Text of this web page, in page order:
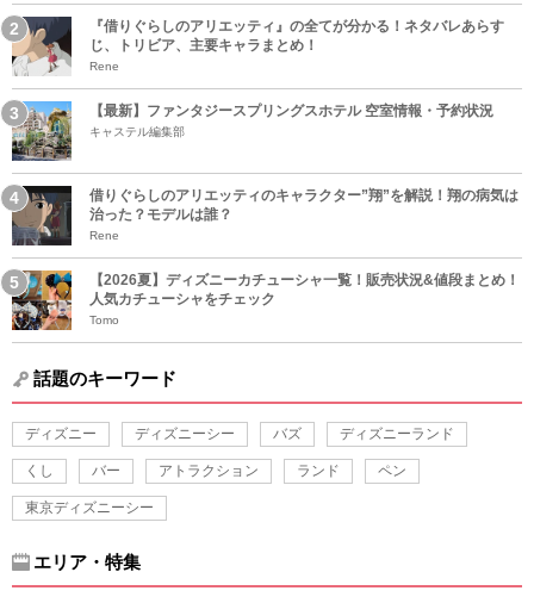
『借りぐらしのアリエッティ』の全てが分かる！ネタバレあらす
じ、トリビア、主要キャラまとめ！
Rene
【最新】ファンタジースプリングスホテル 空室情報・予約状況
キャステル編集部
借りぐらしのアリエッティのキャラクター”翔”を解説！翔の病気は
治った？モデルは誰？
Rene
【2026夏】ディズニーカチューシャ一覧！販売状況&値段まとめ！
人気カチューシャをチェック
Tomo
話題のキーワード
ディズニー ディズニーシー バズ ディズニーランド
くし バー アトラクション ランド ペン
東京ディズニーシー
エリア・特集